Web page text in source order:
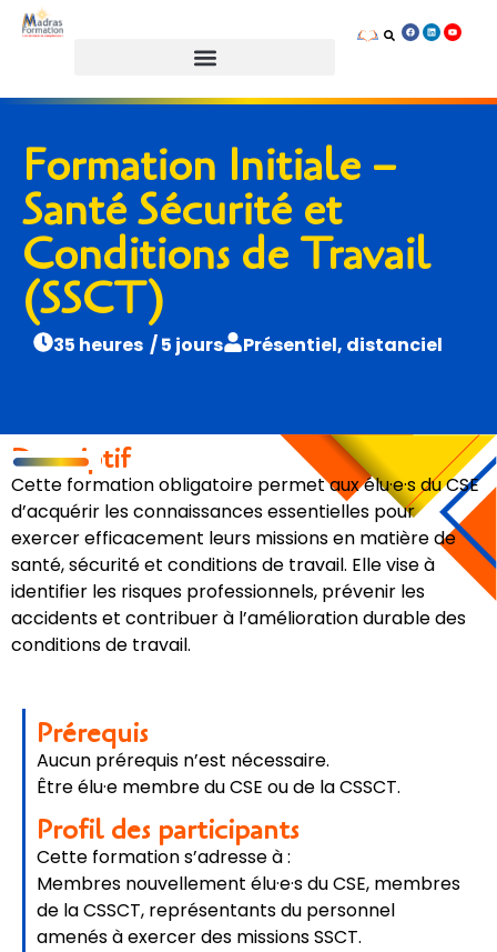
Formation Initiale –
Santé Sécurité et
Conditions de Travail
(SSCT)
35 heures / 5 jours Présentiel, distanciel
Descriptif
Cette formation obligatoire permet aux élu·e·s du CSE
d’acquérir les connaissances essentielles pour
exercer efficacement leurs missions en matière de
santé, sécurité et conditions de travail. Elle vise à
identifier les risques professionnels, prévenir les
accidents et contribuer à l’amélioration durable des
conditions de travail.
Prérequis
Aucun prérequis n’est nécessaire.
Être élu·e membre du CSE ou de la CSSCT.
Profil des participants
Cette formation s’adresse à :
Membres nouvellement élu·e·s du CSE, membres
de la CSSCT, représentants du personnel
amenés à exercer des missions SSCT.